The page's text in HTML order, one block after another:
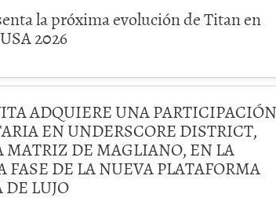
la próxima evolución de Titan en
2026
ADQUIERE UNA PARTICIPACIÓN
EN UNDERSCORE DISTRICT,
MATRIZ DE MAGLIANO, EN LA
FASE DE LA NUEVA PLATAFORMA
LUJO